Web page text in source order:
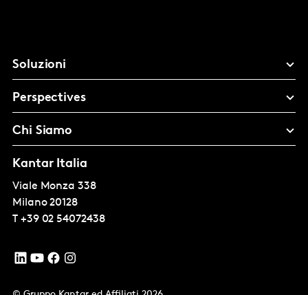
Soluzioni
Perspectives
Chi Siamo
Kantar Italia
Viale Monza 338
Milano 20128
T +39 02 54072438